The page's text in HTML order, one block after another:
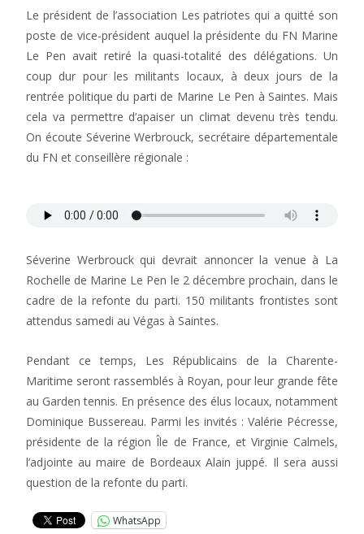
Le président de l’association Les patriotes qui a quitté son
poste de vice-président auquel la présidente du FN Marine
Le Pen avait retiré la quasi-totalité des délégations. Un
coup dur pour les militants locaux, à deux jours de la
rentrée politique du parti de Marine Le Pen à Saintes. Mais
cela va permettre d’apaiser un climat devenu très tendu.
On écoute Séverine Werbrouck, secrétaire départementale
du FN et conseillère régionale :
Séverine Werbrouck qui devrait annoncer la venue à La
Rochelle de Marine Le Pen le 2 décembre prochain, dans le
cadre de la refonte du parti. 150 militants frontistes sont
attendus samedi au Végas à Saintes.
Pendant ce temps, Les Républicains de la Charente-
Maritime seront rassemblés à Royan, pour leur grande fête
au Garden tennis. En présence des élus locaux, notamment
Dominique Bussereau. Parmi les invités : Valérie Pécresse,
présidente de la région Île de France, et Virginie Calmels,
l’adjointe au maire de Bordeaux Alain juppé. Il sera aussi
question de la refonte du parti.
WhatsApp